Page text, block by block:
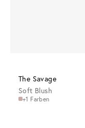
The Savage
Soft Blush
+1 Farben